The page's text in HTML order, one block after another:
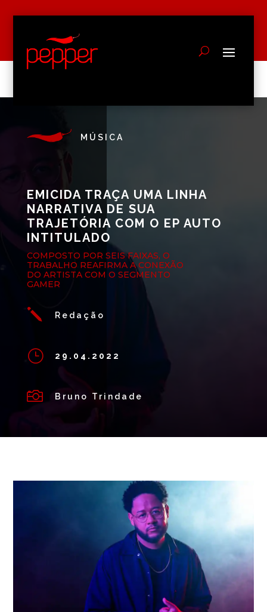
MÚSICA
EMICIDA TRAÇA UMA LINHA
NARRATIVA DE SUA
TRAJETÓRIA COM O EP AUTO
INTITULADO
COMPOSTO POR SEIS FAIXAS, O
TRABALHO REAFIRMA A CONEXÃO
DO ARTISTA COM O SEGMENTO
GAMER
j Redação
} 29.04.2022
 Bruno Trindade